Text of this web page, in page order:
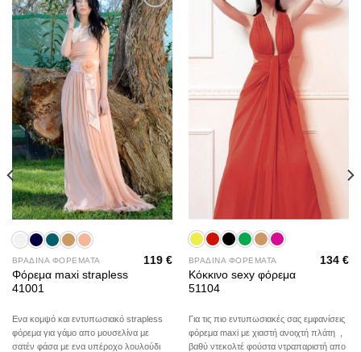
Add to
wishlist
ΒΡΑΔΙΝΑ ΦΟΡΕΜΑΤΑ
Φόρεμα maxi strapless
41001
119€
Ενα κομψό και εντυπωσιακό strapless
φόρεμα για γάμο απο μουσελίνα με
σατέν φάσα με ενα υπέροχο λουλούδι
Add to
wishlist
ΒΡΑΔΙΝΑ ΦΟΡΕΜΑΤΑ
Κόκκινο sexy φόρεμα
51104
134€
Για τις πιο εντυπωσιακές σας εμφανίσεις
φόρεμα maxi με χιαστή ανοιχτή πλάτη ,
βαθύ ντεκολτέ φούστα ντραπαριστή απο